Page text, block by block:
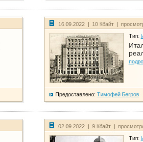
16.09.2022 | 10 Кбайт |
Тип:
Предоставлено: Тимофей Бегров
02.09.2022 | 9 Кбайт |
Тип: